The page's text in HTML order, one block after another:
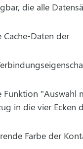
die alle
Daten der
"Auswahl
in die vier Ecken
Farbe der